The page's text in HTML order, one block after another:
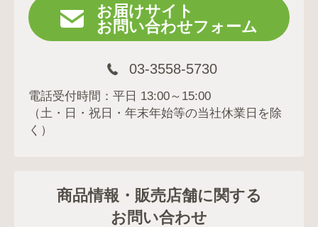
お届けサイト
お問い合わせフォーム
03-3558-5730
電話受付時間：平日 13:00～15:00
（土・日・祝日・年末年始等の当社休業日を除
く）
商品情報・販売店舗に関する
お問い合わせ